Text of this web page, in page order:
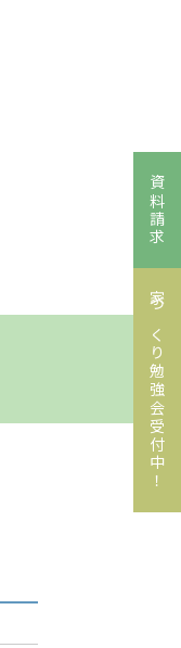
資料請求
家づくり勉強会受付中！